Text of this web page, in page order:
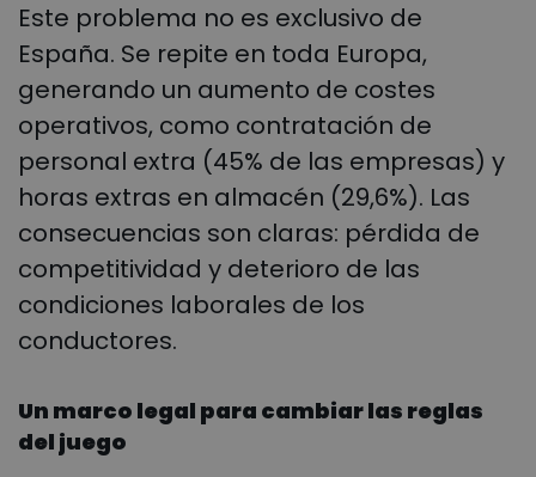
Este problema no es exclusivo de
España. Se repite en toda Europa,
generando un aumento de costes
operativos, como contratación de
personal extra (45% de las empresas) y
horas extras en almacén (29,6%). Las
consecuencias son claras: pérdida de
competitividad y deterioro de las
condiciones laborales de los
conductores.
Un marco legal para cambiar las reglas
del juego